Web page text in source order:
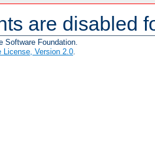
are disabled
Software Foundation.
License, Version 2.0